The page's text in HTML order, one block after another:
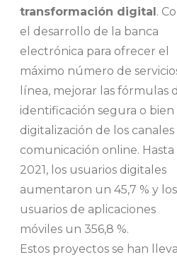
transformación digital.
el desarrollo de la banca
electrónica para ofrecer el
máximo número de
línea, mejorar las fórmulas
identificación segura o bien
digitalización de los canales
comunicación online. Hasta
2021, los usuarios digitales
aumentaron un 45,7 % y los
usuarios de aplicaciones
móviles un 356,8 %.
Estos proyectos se han